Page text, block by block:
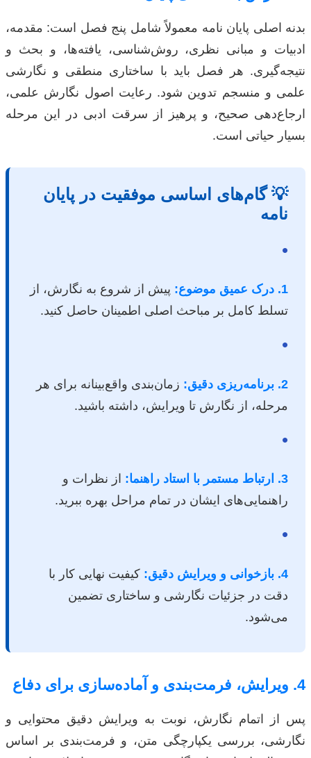
بدنه اصلی پایان نامه معمولاً شامل پنج فصل است: مقدمه،
ادبیات و مبانی نظری، روش‌شناسی، یافته‌ها، و بحث و
نتیجه‌گیری. هر فصل باید با ساختاری منطقی و نگارشی
علمی و منسجم تدوین شود. رعایت اصول نگارش علمی،
ارجاع‌دهی صحیح، و پرهیز از سرقت ادبی در این مرحله
بسیار حیاتی است.
💡 گام‌های اساسی موفقیت در پایان
نامه
•
1. درک عمیق موضوع:
پیش از شروع به نگارش، از
تسلط کامل بر مباحث اصلی اطمینان حاصل کنید.
•
2. برنامه‌ریزی دقیق:
زمان‌بندی واقع‌بینانه برای هر
مرحله، از نگارش تا ویرایش، داشته باشید.
•
3. ارتباط مستمر با استاد راهنما:
از نظرات و
راهنمایی‌های ایشان در تمام مراحل بهره ببرید.
•
4. بازخوانی و ویرایش دقیق:
کیفیت نهایی کار با
دقت در جزئیات نگارشی و ساختاری تضمین
می‌شود.
4. ویرایش، فرمت‌بندی و آماده‌سازی برای دفاع
پس از اتمام نگارش، نوبت به ویرایش دقیق محتوایی و
نگارشی، بررسی یکپارچگی متن، و فرمت‌بندی بر اساس